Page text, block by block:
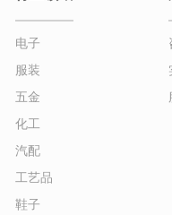
电子
服装
五金
化工
汽配
工艺品
鞋子